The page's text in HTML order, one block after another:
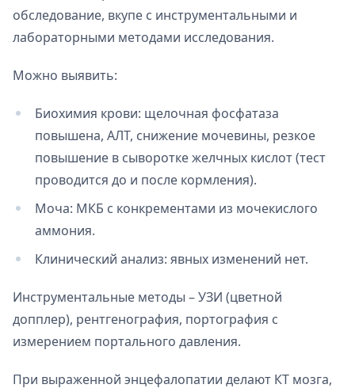
обследование, вкупе с инструментальными и
лабораторными методами исследования.
Можно выявить:
Биохимия крови: щелочная фосфатаза
повышена, АЛТ, снижение мочевины, резкое
повышение в сыворотке желчных кислот (тест
проводится до и после кормления).
Моча: МКБ с конкрементами из мочекислого
аммония.
Клинический анализ: явных изменений нет.
Инструментальные методы – УЗИ (цветной
допплер), рентгенография, портография с
измерением портального давления.
При выраженной энцефалопатии делают КТ мозга,